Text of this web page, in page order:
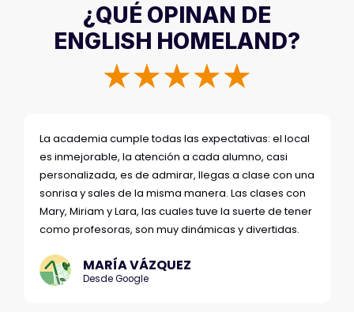
¿QUÉ OPINAN DE
ENGLISH HOMELAND?
☆☆☆☆☆
La academia cumple todas las expectativas: el local
es inmejorable, la atención a cada alumno, casi
personalizada, es de admirar, llegas a clase con una
sonrisa y sales de la misma manera. Las clases con
Mary, Miriam y Lara, las cuales tuve la suerte de tener
como profesoras, son muy dinámicas y divertidas.
MARÍA VÁZQUEZ
Desde Google